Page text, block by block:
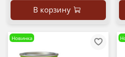
В корзину
Новинка